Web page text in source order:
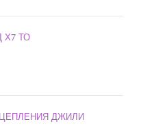
Х7 ТО
ДЖИЛИ